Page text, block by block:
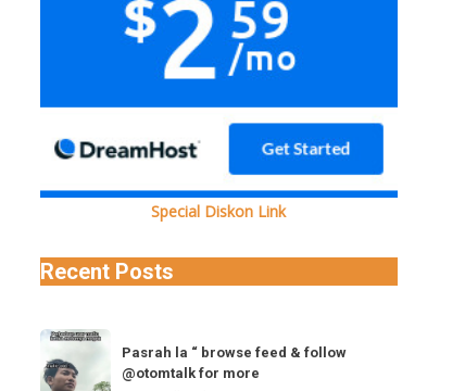
Special Diskon Link
Recent Posts
Pasrah
la
Pasrah la “ browse feed & follow
@otomtalk for more